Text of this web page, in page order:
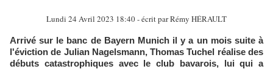
Lundi 24 Avril 2023 18:40 - écrit parRémy HÉRAULT
Arrivé sur le banc de Bayern Munich il y a un mois suite à
l'éviction de Julian Nagelsmann, Thomas Tuchel réalise des
débuts catastrophiques avec le club bavarois, lui qui a